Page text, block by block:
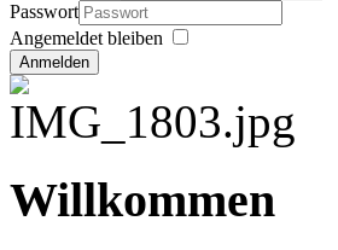
Passwort
Angemeldet bleiben
Anmelden
Willkommen